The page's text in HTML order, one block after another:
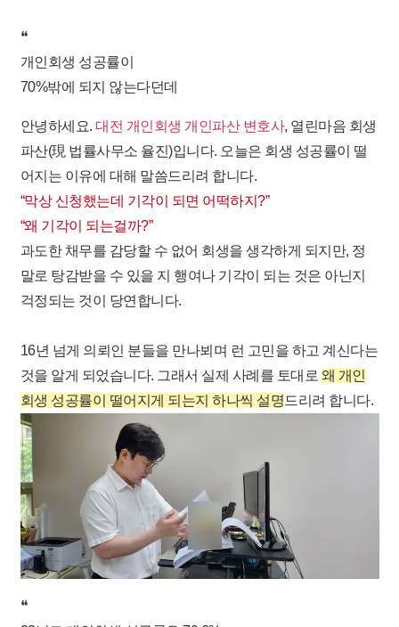
❝
개인회생 성공률이
70%밖에 되지 않는다던데
안녕하세요. 대전 개인회생 개인파산 변호사, 열린마음 회생
파산(現 법률사무소 율진)입니다. 오늘은 회생 성공률이 떨
어지는 이유에 대해 말씀드리려 합니다. ​
“막상 신청했는데 기각이 되면 어떡하지?”
“왜 기각이 되는걸까?”
과도한 채무를 감당할 수 없어 회생을 생각하게 되지만, 정
말로 탕감받을 수 있을 지 행여나 기각이 되는 것은 아닌지
걱정되는 것이 당연합니다. ​
16년 넘게 의뢰인 분들을 만나뵈며 런 고민을 하고 계신다는
것을 알게 되었습니다. 그래서 실제 사례를 토대로 왜 개인
회생 성공률이 떨어지게 되는지 하나씩 설명 드리려 합니다.
❝